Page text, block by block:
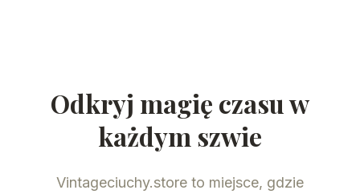
Odkryj magię czasu w
każdym szwie
Vintageciuchy.store to miejsce, gdzie